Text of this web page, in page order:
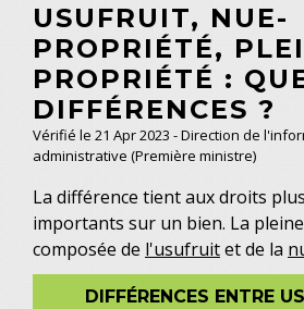
USUFRUIT, NUE-
PROPRIÉTÉ,
PROPRIÉTÉ :
DIFFÉRENCES ?
Vérifié le 21 Apr 2023 - Direction de
administrative (Première ministre)
La différence tient aux droits
importants sur un bien. La
composée de l'usufruitet de la
DIFFÉRENCES ENTRE